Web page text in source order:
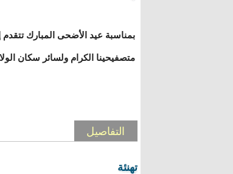
بمناسبة عيد الأضحى المبارك تتقدم
متصفيحينا الكرام ولسائر سكان
التفاصيل
تهنئة